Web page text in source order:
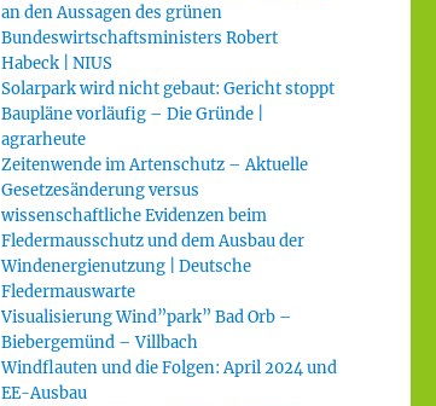
an den Aussagen des grünen
Bundeswirtschaftsministers Robert
Habeck | NIUS
Solarpark wird nicht gebaut: Gericht stoppt
Baupläne vorläufig – Die Gründe |
agrarheute
Zeitenwende im Artenschutz – Aktuelle
Gesetzesänderung versus
wissenschaftliche Evidenzen beim
Fledermausschutz und dem Ausbau der
Windenergienutzung | Deutsche
Fledermauswarte
Visualisierung Wind”park” Bad Orb –
Biebergemünd – Villbach
Windflauten und die Folgen: April 2024 und
EE-Ausbau